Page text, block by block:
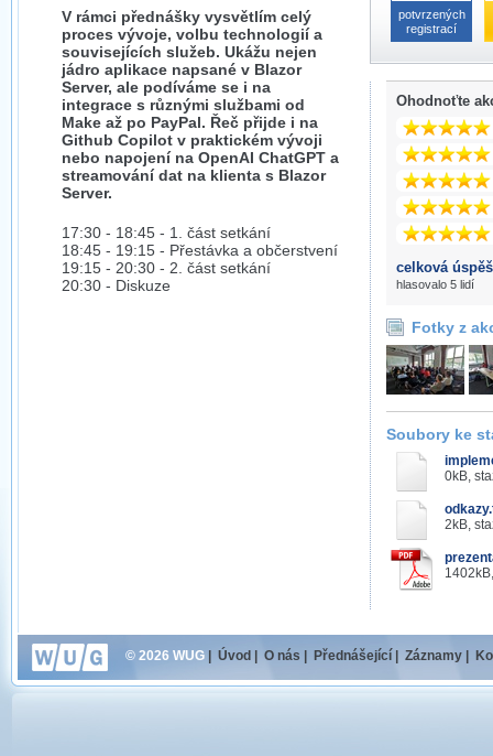
V rámci přednášky vysvětlím celý
proces vývoje, volbu technologií a
souvisejících služeb. Ukážu nejen
jádro aplikace napsané v Blazor
Server, ale podíváme se i na
integrace s různými službami od
Make až po PayPal. Řeč přijde i na
Github Copilot v praktickém vývoji
nebo napojení na OpenAI ChatGPT a
streamování dat na klienta s Blazor
Server.
17:30 - 18:45 - 1. část setkání
18:45 - 19:15 - Přestávka a občerstvení
19:15 - 20:30 - 2. část setkání
20:30 - Diskuze
potvrzených
registrací
Ohodnoťte
celková
hlasovalo 5 lidí
Fotky z
Soubory ke
0kB,
2kB,
© 2026 WUG Úvod O nás Přednášející Záznamy